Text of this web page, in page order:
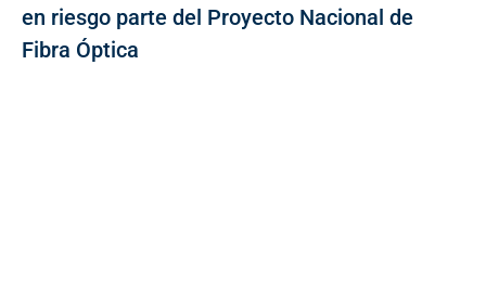
en riesgo parte del Proyecto Nacional de
Fibra Óptica